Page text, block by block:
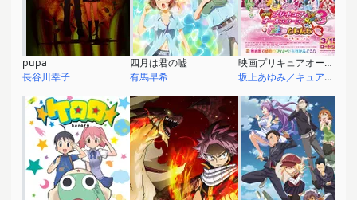
pupa
長谷川幸子
四月は君の嘘
有馬早希
映画プリキュアオールスターズNewStage3 永遠のともだち
坂上あゆみ／キュアエコー